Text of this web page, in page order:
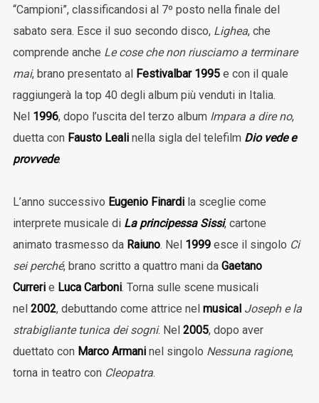
“Campioni”, classificandosi al 7º posto nella finale del
sabato sera. Esce il suo secondo disco, Lighea, che
comprende anche Le cose che non riusciamo a terminare
mai, brano presentato al Festivalbar 1995e con il quale
raggiungerà la top 40 degli album più venduti in Italia.
Nel 1996, dopo l’uscita del terzo album Impara a dire no,
duetta con Fausto Lealinella sigla del telefilm Dio vede e
provvede.
L’anno successivo Eugenio Finardila sceglie come
interprete musicale di La principessa Sissi, cartone
animato trasmesso da Raiuno. Nel 1999esce il singolo Ci
sei perché, brano scritto a quattro mani da Gaetano
Currerie Luca Carboni. Torna sulle scene musicali
nel 2002, debuttando come attrice nel musical Joseph e la
strabigliante tunica dei sogni. Nel 2005, dopo aver
duettato con Marco Armaninel singolo Nessuna ragione,
torna in teatro con Cleopatra.